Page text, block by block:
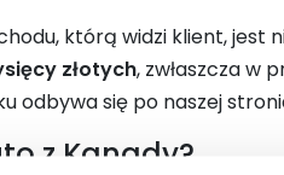
którą widzi klient, jest
złotych, zwłaszcza w
odbywa się po naszej
z Kanady?